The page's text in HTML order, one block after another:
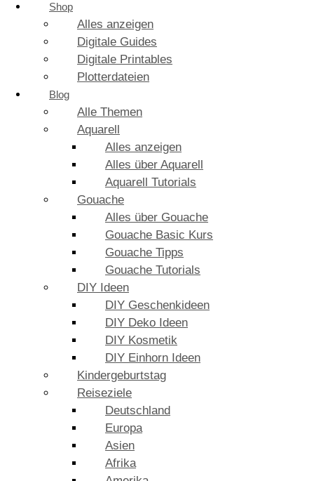
Shop
Alles anzeigen
Digitale Guides
Digitale Printables
Plotterdateien
Blog
Alle Themen
Aquarell
Alles anzeigen
Alles über Aquarell
Aquarell Tutorials
Gouache
Alles über Gouache
Gouache Basic Kurs
Gouache Tipps
Gouache Tutorials
DIY Ideen
DIY Geschenkideen
DIY Deko Ideen
DIY Kosmetik
DIY Einhorn Ideen
Kindergeburtstag
Reiseziele
Deutschland
Europa
Asien
Afrika